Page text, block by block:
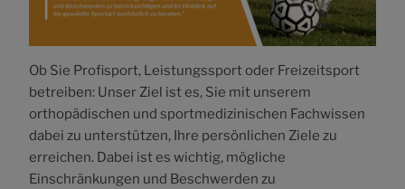
Ob Sie Profisport, Leistungssport oder Freizeitsport
betreiben: Unser Ziel ist es, Sie mit unserem
orthopädischen und sportmedizinischen Fachwissen
dabei zu unterstützen, Ihre persönlichen Ziele zu
erreichen. Dabei ist es wichtig, mögliche
Einschränkungen und Beschwerden zu